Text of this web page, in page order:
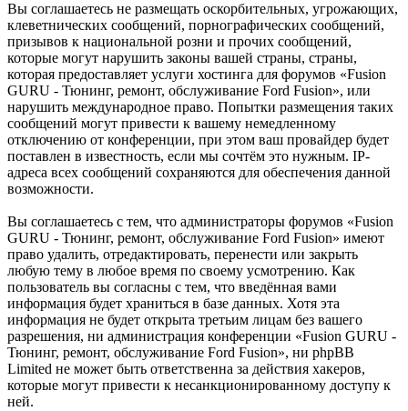
Вы соглашаетесь не размещать оскорбительных, угрожающих,
клеветнических сообщений, порнографических сообщений,
призывов к национальной розни и прочих сообщений,
которые могут нарушить законы вашей страны, страны,
которая предоставляет услуги хостинга для форумов «Fusion
GURU - Тюнинг, ремонт, обслуживание Ford Fusion», или
нарушить международное право. Попытки размещения таких
сообщений могут привести к вашему немедленному
отключению от конференции, при этом ваш провайдер будет
поставлен в известность, если мы сочтём это нужным. IP-
адреса всех сообщений сохраняются для обеспечения данной
возможности.
Вы соглашаетесь с тем, что администраторы форумов «Fusion
GURU - Тюнинг, ремонт, обслуживание Ford Fusion» имеют
право удалить, отредактировать, перенести или закрыть
любую тему в любое время по своему усмотрению. Как
пользователь вы согласны с тем, что введённая вами
информация будет храниться в базе данных. Хотя эта
информация не будет открыта третьим лицам без вашего
разрешения, ни администрация конференции «Fusion GURU -
Тюнинг, ремонт, обслуживание Ford Fusion», ни phpBB
Limited не может быть ответственна за действия хакеров,
которые могут привести к несанкционированному доступу к
ней.